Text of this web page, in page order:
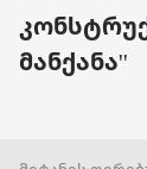
მანქანა''